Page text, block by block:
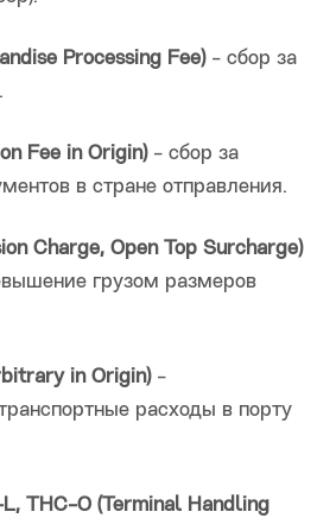
Processing Fee)- сбор за
Fee in Origin)- сбор за
в стране отправления.
Charge, Open Top Surcharge)
грузом размеров
in Origin)-
расходы в порту
THC-O (Terminal Handling